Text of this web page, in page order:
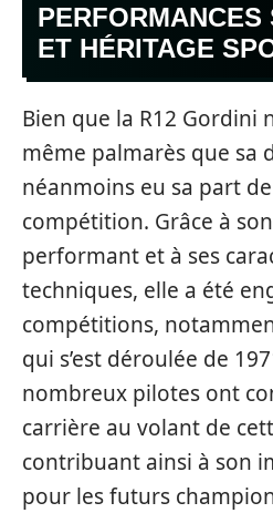
PERFORMANCES
ET HÉRITAGE
Bien que la R12 Gordini
même palmarès que sa
néanmoins eu sa part
compétition. Grâce à
performant et à ses
techniques, elle a été
compétitions,
qui s’est déroulée de
nombreux pilotes ont
carrière au volant de
contribuant ainsi à son
pour les futurs